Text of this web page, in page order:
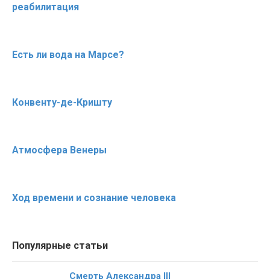
реабилитация
Есть ли вода на Марсе?
Конвенту-де-Кришту
Атмосфера Венеры
Ход времени и сознание человека
Популярные статьи
Смерть Александра III